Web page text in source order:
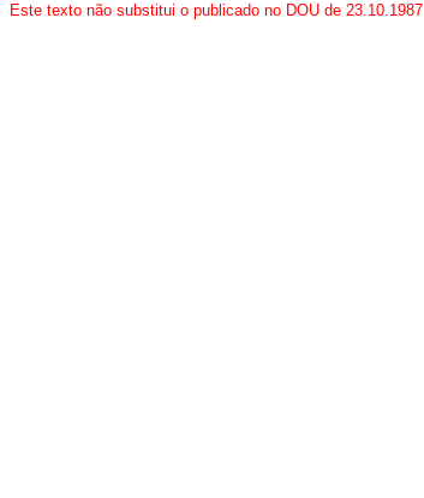
Este texto não substitui o publicado no DOU de 23.10.1987